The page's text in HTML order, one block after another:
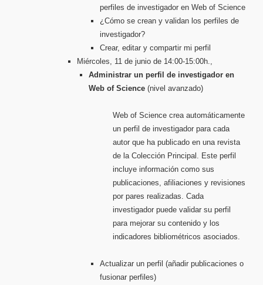
perfiles de investigador en Web of Science
¿Cómo se crean y validan los perfiles de
investigador?
Crear, editar y compartir mi perfil
Miércoles, 11 de junio de 14:00-15:00h.,
Administrar un perfil de investigador en
Web of Science (nivel avanzado)
Web of Science crea automáticamente
un perfil de investigador para cada
autor que ha publicado en una revista
de la Colección Principal. Este perfil
incluye información como sus
publicaciones, afiliaciones y revisiones
por pares realizadas. Cada
investigador puede validar su perfil
para mejorar su contenido y los
indicadores bibliométricos asociados.
Actualizar un perfil (añadir publicaciones o
fusionar perfiles)